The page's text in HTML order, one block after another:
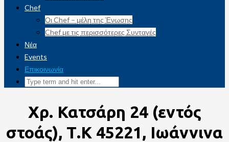
Chef
Οι Chef – μέλη της Ένωσης
Chef με τις περισσότερες Συνταγές
Νέα
Events
Επικοινωνία
Χρ. Κατσάρη 24 (εντός
στοάς), Τ.Κ 45221, Ιωάννινα